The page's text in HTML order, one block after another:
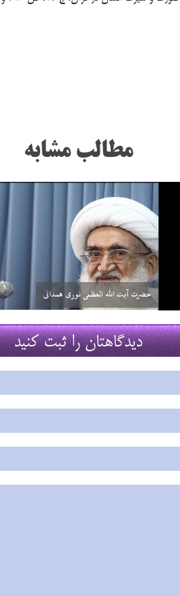
مطالب مشابه
خداوند نمي‌خواهد بيش از واجبات خودش، چيزي را
بر خود واجب كني…
2 اسفند 96
دیدگاهتان را ثبت کنید